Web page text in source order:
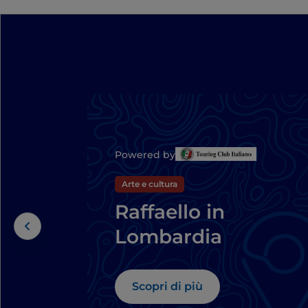
Powered by
Arte e cultura
Raffaello in
Lombardia
Scopri di più